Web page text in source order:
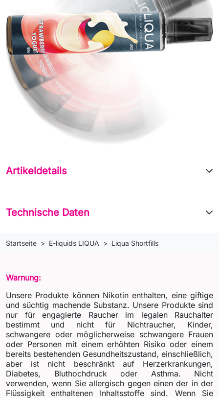
Artikeldetails
Technische Daten
Startseite E-liquids LIQUA Liqua Shortfills
Warnung:
Unsere Produkte können Nikotin enthalten, eine giftige
und süchtig machende Substanz. Unsere Produkte sind
nur für engagierte Raucher im legalen Rauchalter
bestimmt und nicht für Nichtraucher, Kinder,
schwangere oder möglicherweise schwangere Frauen
oder Personen mit einem erhöhten Risiko oder einem
bereits bestehenden Gesundheitszustand, einschließlich,
aber ist nicht beschränkt auf Herzerkrankungen,
Diabetes, Bluthochdruck oder Asthma. Nicht
verwenden, wenn Sie allergisch gegen einen der in der
Flüssigkeit enthaltenen Inhaltsstoffe sind. Wenn Sie